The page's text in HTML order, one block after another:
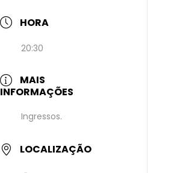
HORA
20:30
MAIS
INFORMAÇÕES
Ingressos.
LOCALIZAÇÃO